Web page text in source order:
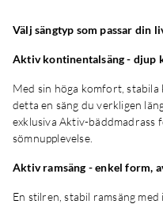
Välj sängtyp som passar din
Aktiv kontinentalsäng - djup
Med sin höga komfort, stabila
detta en säng du verkligen
exklusiva Aktiv-bäddmadrass
sömnupplevelse.
Aktiv ramsäng - enkel form,
En stilren, stabil ramsäng